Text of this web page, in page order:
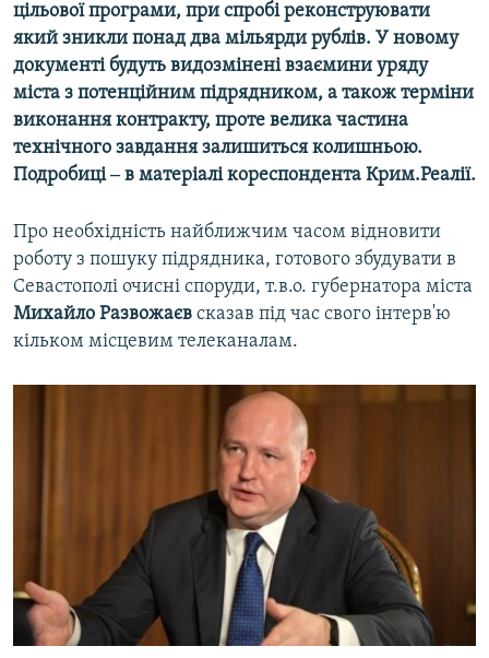
цільової програми, при спробі реконструювати
який зникли понад два мільярди рублів. У новому
документі будуть видозмінені взаємини уряду
міста з потенційним підрядником, а також терміни
виконання контракту, проте велика частина
технічного завдання залишиться колишньою.
Подробиці ‒ в матеріалі кореспондента Крим.Реалії.
Про необхідність найближчим часом відновити
роботу з пошуку підрядника, готового збудувати в
Севастополі очисні споруди, т.в.о. губернатора міста
Михайло Развожаєв сказав під час свого інтерв'ю
кільком місцевим телеканалам.